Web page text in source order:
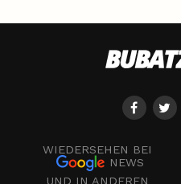
WIEDERSEHEN BEI
NEWS
UND IN ANDEREN